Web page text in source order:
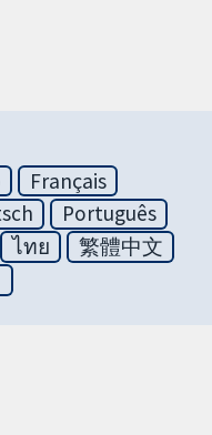
Français
Português
ไทย
繁體中文